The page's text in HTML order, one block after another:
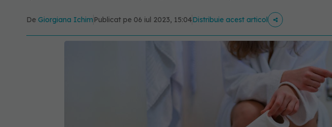
De Giorgiana Ichim Publicat pe 06 iul 2023, 15:04Distribuie acest articol